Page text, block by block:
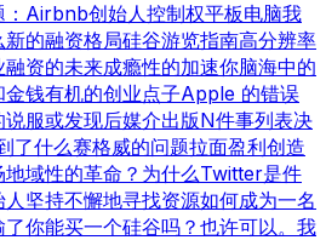
：Airbnb创始人控制权平板电脑我
新的融资格局硅谷游览指南高分辨率
融资的未来成瘾性的加速你脑海中的
金钱有机的创业点子Apple 的错误
说服或发现后媒介出版N件事列表决
了什么赛格威的问题拉面盈利创造
地域性的革命？ 为什么Twitter是件
人坚持不懈地寻找资源如何成为一名
了你能买一个硅谷吗？也许可以。 我